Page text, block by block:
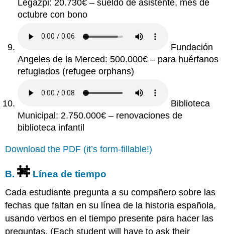
Legazpi: 20.730€ – sueldo de asistente, mes de
octubre con bono
Fundación
Angeles de la Merced: 500.000€ – para huérfanos
refugiados (refugee orphans)
Biblioteca
Municipal: 2.750.000€ – renovaciones de
biblioteca infantil
Download the PDF (it’s form-fillable!)
B. Línea de tiempo
Cada estudiante pregunta a su compañero sobre las
fechas que faltan en su línea de la historia española,
usando verbos en el tiempo presente para hacer las
preguntas. (Each student will have to ask their